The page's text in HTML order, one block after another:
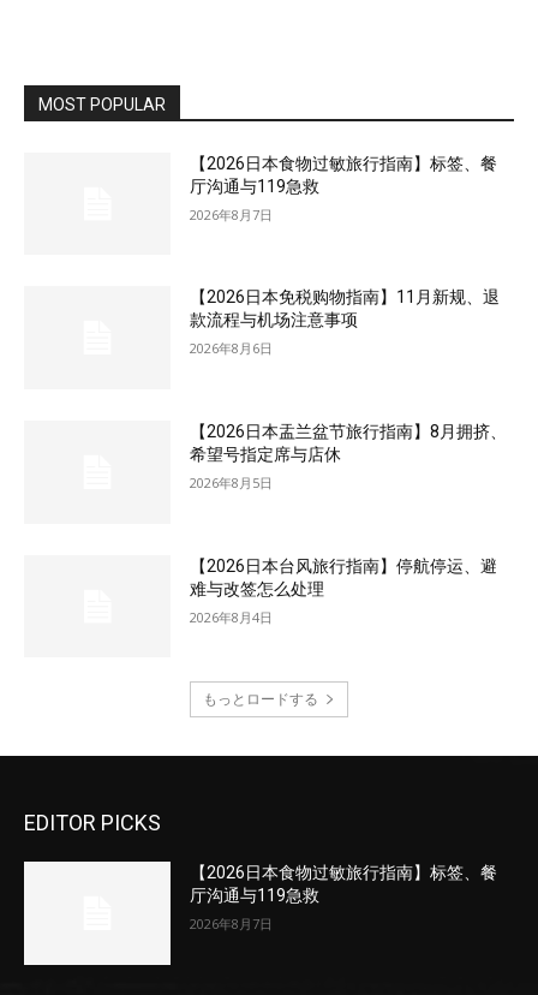
MOST POPULAR
【2026日本食物过敏旅行指南】标签、餐
厅沟通与119急救
2026年8月7日
【2026日本免税购物指南】11月新规、退
款流程与机场注意事项
2026年8月6日
【2026日本盂兰盆节旅行指南】8月拥挤、
希望号指定席与店休
2026年8月5日
【2026日本台风旅行指南】停航停运、避
难与改签怎么处理
2026年8月4日
もっとロードする
EDITOR PICKS
【2026日本食物过敏旅行指南】标签、餐
厅沟通与119急救
2026年8月7日